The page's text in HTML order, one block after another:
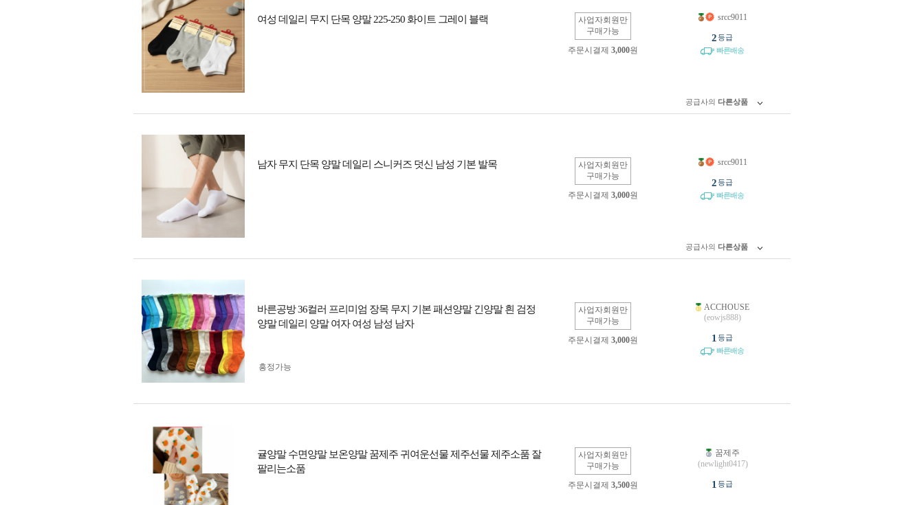
여성 데일리 무지 단목 양말 225-250 화이트 그레이 블랙
사업자회원만
구매가능
주문시결제 3,000원
srcc9011
2등급
빠른배송
공급사의 다른상품
남자 무지 단목 양말 데일리 스니커즈 덧신 남성 기본 발목
사업자회원만
구매가능
주문시결제 3,000원
srcc9011
2등급
빠른배송
공급사의 다른상품
바른공방 36컬러 프리미엄 장목 무지 기본 패션양말 긴양말 흰 검정
양말 데일리 양말 여자 여성 남성 남자
사업자회원만
구매가능
주문시결제 3,000원
흥정가능
ACCHOUSE
(eowjs888)
1 등급
빠른배송
귤양말 수면양말 보온양말 꿈제주 귀여운선물 제주선물 제주소품 잘
팔리는소품
사업자회원만
구매가능
주문시결제 3,500원
꿈제주
(newlight0417)
1 등급